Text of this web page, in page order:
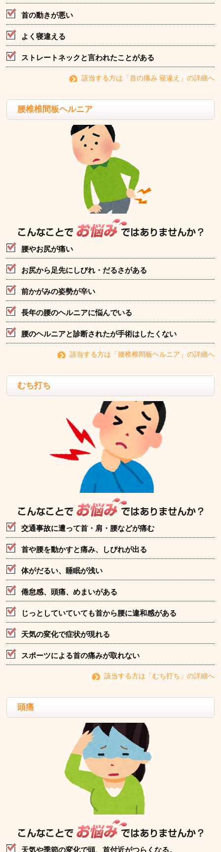
首の動きが悪い
よく寝違える
ストレートネックと言われたことがある
該当する方は「首の痛み 寝違え」の詳細へ
腰椎椎間板ヘルニア
腰やお尻が痛い
お尻から足先にしびれ・だるさがある
前かがみの姿勢が辛い
長年の腰のヘルニアに悩んでいる
腰のヘルニアと診断されたが手術はしたくない
該当する方は「腰椎椎間板ヘルニア」の詳細へ
むち打ち
交通事故に遭って首・肩・腰などが痛む
首や腰を動かすと痛み、しびれが出る
体がだるい、睡眠が浅い
倦怠感、頭痛、めまいがある
じっとしていていても首から腰に違和感がある
天気の変化で症状が現れる
スポーツによる首の痛みが取れない
該当する方は「むち打ち」の詳細へ
頭痛
天気や季節の変化で頭、首付近がつらくなる。